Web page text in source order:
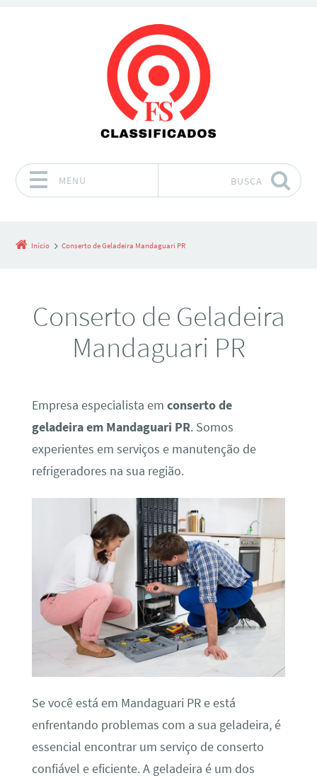
MENU BUSCA
Início Conserto de Geladeira Mandaguari PR
Conserto de Geladeira
Mandaguari PR
Empresa especialista em conserto de
geladeira em Mandaguari PR. Somos
experientes em serviços e manutenção de
refrigeradores na sua região.
Se você está em Mandaguari PR e está
enfrentando problemas com a sua geladeira, é
essencial encontrar um serviço de conserto
confiável e eficiente. A geladeira é um dos